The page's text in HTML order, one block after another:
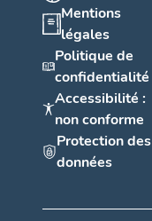
Mentions
légales
Politique de
confidentialité
Accessibilité :
non conforme
Protection des
données